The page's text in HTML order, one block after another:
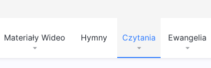
Materiały Wideo Hymny Czytania Ewangelia